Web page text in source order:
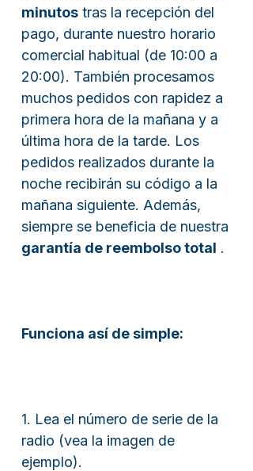
minutos tras la recepción del
pago, durante nuestro horario
comercial habitual (de 10:00 a
20:00). También procesamos
muchos pedidos con rapidez a
primera hora de la mañana y a
última hora de la tarde. Los
pedidos realizados durante la
noche recibirán su código a la
mañana siguiente. Además,
siempre se beneficia de nuestra
garantía de reembolso total .
Funciona así de simple:
1. Lea el número de serie de la
radio (vea la imagen de
ejemplo).